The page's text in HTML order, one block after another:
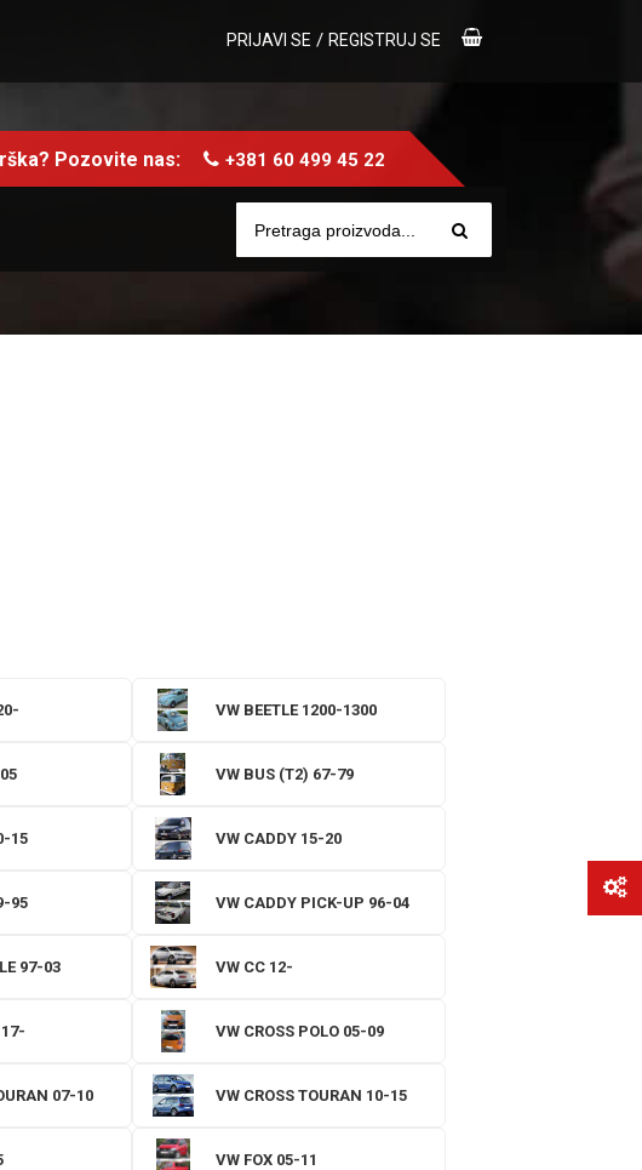
PRIJAVI SE / REGISTRUJ SE
Pozovite nas: +381 60 499 45 22
VW BEETLE 1200-1300
VW BUS (T2) 67-79
15 VW CADDY 15-20
95 VW CADDY PICK-UP 96-04
97-03 VW CC 12-
17- VW CROSS POLO 05-09
07-10 VW CROSS TOURAN 10-15
VW FOX 05-11